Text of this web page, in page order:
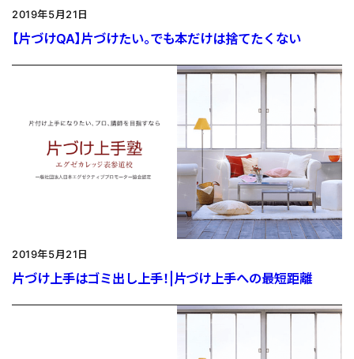
2019年5月21日
【片づけQA】片づけたい。でも本だけは捨てたくない
2019年5月21日
片づけ上手はゴミ出し上手！|片づけ上手への最短距離